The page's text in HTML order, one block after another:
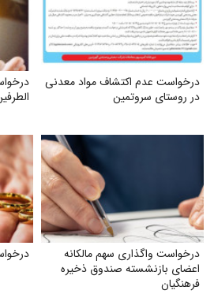
درخواست عدم اکتشاف مواد معدنی
در روستای سروتمین
درخواست واگذاری سهم مالکانه
اعضای بازنشسته صندوق ذخیره
فرهنگیان